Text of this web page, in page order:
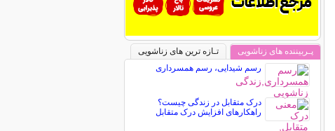
پـربیننده های زناشویی
تـازه ترین های زناشویی
رسم شیدایی، رسم همسرداری
درک متقابل در زندگی چیست؟
راهکارهای افزایش درک متقابل